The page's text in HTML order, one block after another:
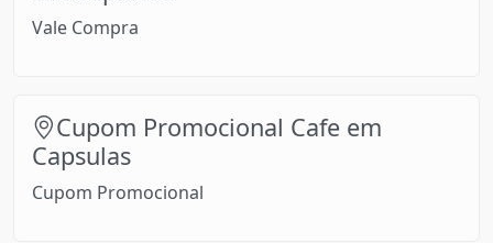
Vale Compra
Cupom Promocional Cafe em
Capsulas
Cupom Promocional